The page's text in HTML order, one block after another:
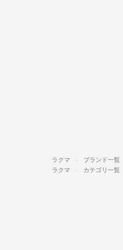
ラクマ ブランド一覧
ラクマ カテゴリ一覧